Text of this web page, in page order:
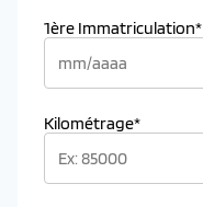
1ère Immatriculation*
Kilométrage*